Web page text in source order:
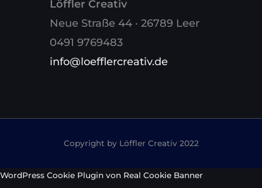
Löffler Creativ
Neue Straße 44 · 26789 Leer
0491 9769483
info@loefflercreativ.de
Copyright by Löffler Creativ 2022
WordPress Cookie Plugin von Real Cookie Banner